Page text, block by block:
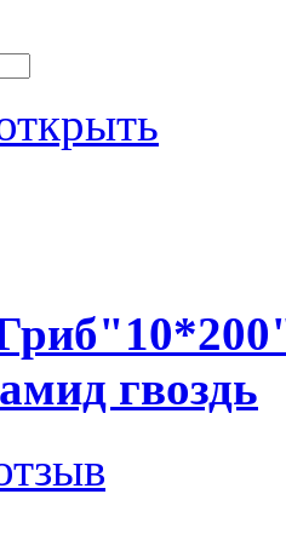
гвоздь